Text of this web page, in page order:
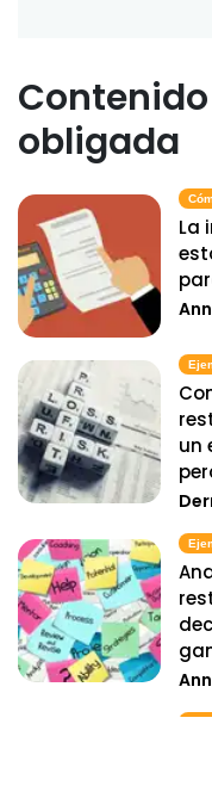
obligada
La
un